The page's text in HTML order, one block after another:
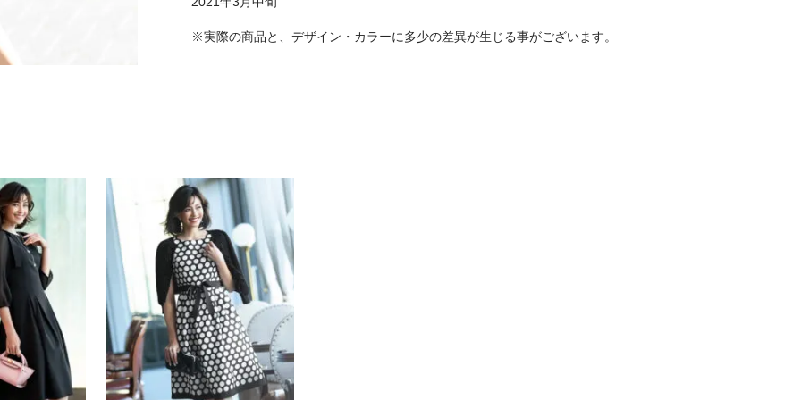
※実際の商品と、デザイン・カラーに多少の差異が生じる事がございます。